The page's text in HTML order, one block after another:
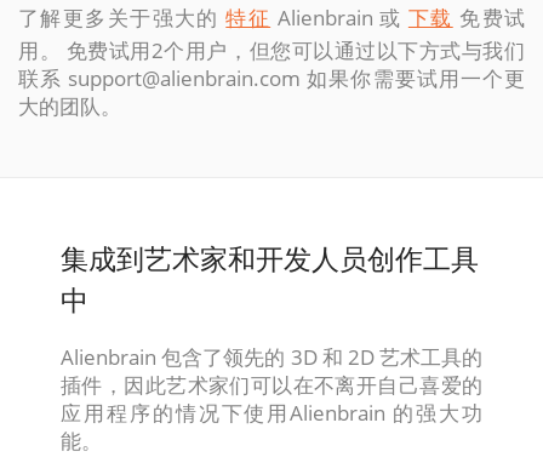
了解更多关于强大的特征 Alienbrain 或 下载 免费试
用。 免费试用2个用户，但您可以通过以下方式与我们
联系 support@alienbrain.com 如果你需要试用一个更
大的团队。
集成到艺术家和开发人员创作工具
中
Alienbrain 包含了领先的 3D 和 2D 艺术工具的
插件，因此艺术家们可以在不离开自己喜爱的
应用程序的情况下使用Alienbrain 的强大功
能。